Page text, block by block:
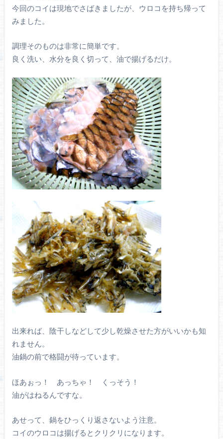
今回のコイは現地でさばきましたが、ウロコを持ち帰って
みました。
調理そのものは非常に簡単です。
良く洗い、水分を良く切って、油で揚げるだけ。
出来れば、陰干しなどして少し乾燥させた方がいいかも知
れません。
油鍋の前で格闘が待っています。
ほあぉっ！ あっちゃ！ くっそう！
油がはねるんですな。
あせって、鍋をひっくり返さないよう注意。
コイのウロコは揚げるとクリクリになります。